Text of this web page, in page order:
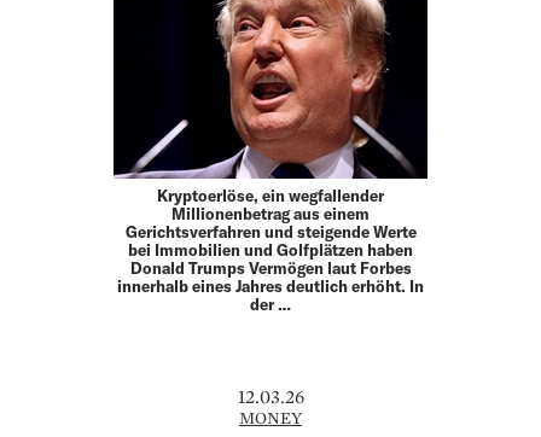
Kryptoerlöse, ein wegfallender
Millionenbetrag aus einem
Gerichtsverfahren und steigende Werte
bei Immobilien und Golfplätzen haben
Donald Trumps Vermögen laut Forbes
innerhalb eines Jahres deutlich erhöht. In
der …
12.03.26
MONEY